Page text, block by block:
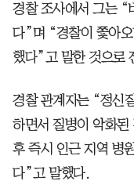
경찰 조사에서 그는 “
다”며 “경찰이 쫓아
했다”고 말한 것으로
경찰 관계자는 “정신
하면서 질병이 악화
후 즉시 인근 지역 병
다”고 말했다.